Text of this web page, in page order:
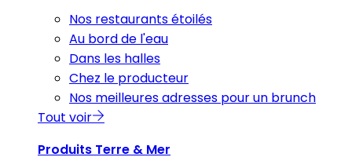
Nos restaurants étoilés
Au bord de l'eau
Dans les halles
Chez le producteur
Nos meilleures adresses pour un brunch
Tout voir
Produits Terre & Mer